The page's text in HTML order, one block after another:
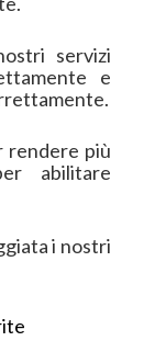
servizi
e
rendere più
abilitare
i nostri